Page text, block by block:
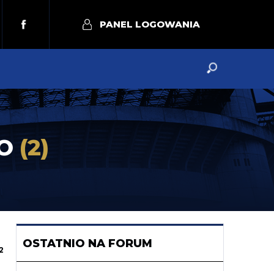
PANEL LOGOWANIA
(2)
OSTATNIO NA FORUM